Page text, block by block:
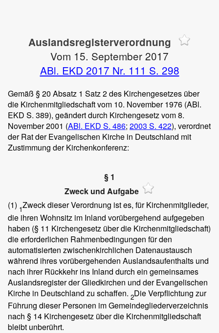
Auslandsregisterverordnung
Vom 15. September 2017
ABl. EKD 2017 Nr. 111 S. 298
Gemäß § 20 Absatz 1 Satz 2 des Kirchengesetzes über
die Kirchenmitgliedschaft vom 10. November 1976 (ABl.
EKD S. 389), geändert durch Kirchengesetz vom 8.
November 2001 (ABl. EKD S. 486; 2003 S. 422), verordnet
der Rat der Evangelischen Kirche in Deutschland mit
Zustimmung der Kirchenkonferenz:
§ 1
Zweck und Aufgabe
(1) 1Zweck dieser Verordnung ist es, für Kirchenmitglieder,
die ihren Wohnsitz im Inland vorübergehend aufgegeben
haben (§ 11 Kirchengesetz über die Kirchenmitgliedschaft)
die erforderlichen Rahmenbedingungen für den
automatisierten zwischenkirchlichen Datenaustausch
während ihres vorübergehenden Auslandsaufenthalts und
nach ihrer Rückkehr ins Inland durch ein gemeinsames
Auslandsregister der Gliedkirchen und der Evangelischen
Kirche in Deutschland zu schaffen. 2Die Verpflichtung zur
Führung dieser Personen im Gemeindegliederverzeichnis
nach § 14 Kirchengesetz über die Kirchenmitgliedschaft
bleibt unberührt.